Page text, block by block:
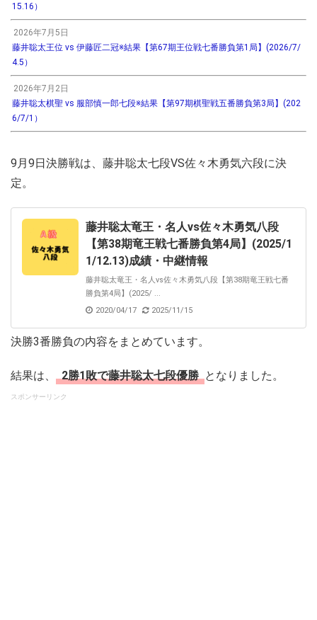
15.16）
2026年7月5日
藤井聡太王位 vs 伊藤匠二冠※結果【第67期王位戦七番勝負第1局】(2026/7/
4.5）
2026年7月2日
藤井聡太棋聖 vs 服部慎一郎七段※結果【第97期棋聖戦五番勝負第3局】(202
6/7/1）
9月9日決勝戦は、藤井聡太七段VS佐々木勇気六段に決
定。
藤井聡太竜王・名人vs佐々木勇気八段
【第38期竜王戦七番勝負第4局】(2025/1
1/12.13)成績・中継情報
藤井聡太竜王・名人vs佐々木勇気八段【第38期竜王戦七番
勝負第4局】(2025/ ...
2020/04/17
2025/11/15
決勝3番勝負の内容をまとめています。
結果は、 2勝1敗で藤井聡太七段優勝 となりました。
スポンサーリンク